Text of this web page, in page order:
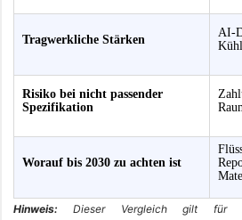
Tragwerkliche Stärken
AI-
Risiko bei nicht passender
Spezifikation
Worauf bis 2030 zu achten ist
Hinweis: Dieser Vergleich gilt für